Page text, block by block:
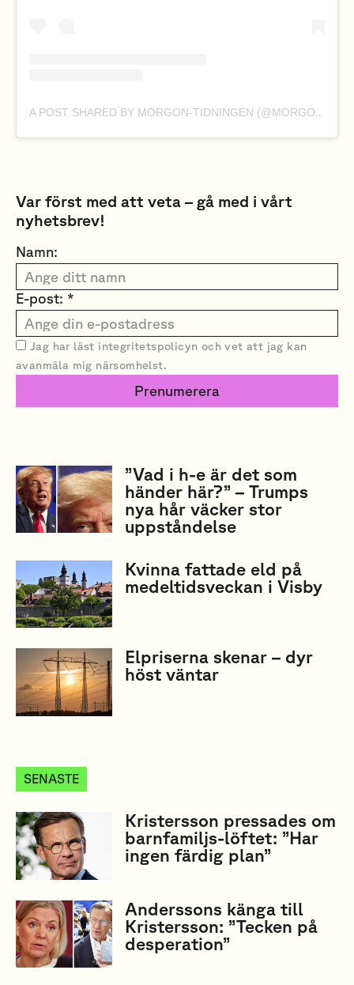
A POST SHARED BY MORGON-TIDNINGEN (@MORGONTIDNINGEN)
Var först med att veta – gå med i vårt
nyhetsbrev!
Namn:
E-post: *
Jag har läst integritetspolicyn och vet att jag kan
avanmäla mig närsomhelst.
Prenumerera
”Vad i h-e är det som
händer här?” – Trumps
nya hår väcker stor
uppståndelse
Kvinna fattade eld på
medeltidsveckan i Visby
Elpriserna skenar – dyr
höst väntar
SENASTE
Kristersson pressades om
barnfamiljs-löftet: ”Har
ingen färdig plan”
Anderssons känga till
Kristersson: ”Tecken på
desperation”